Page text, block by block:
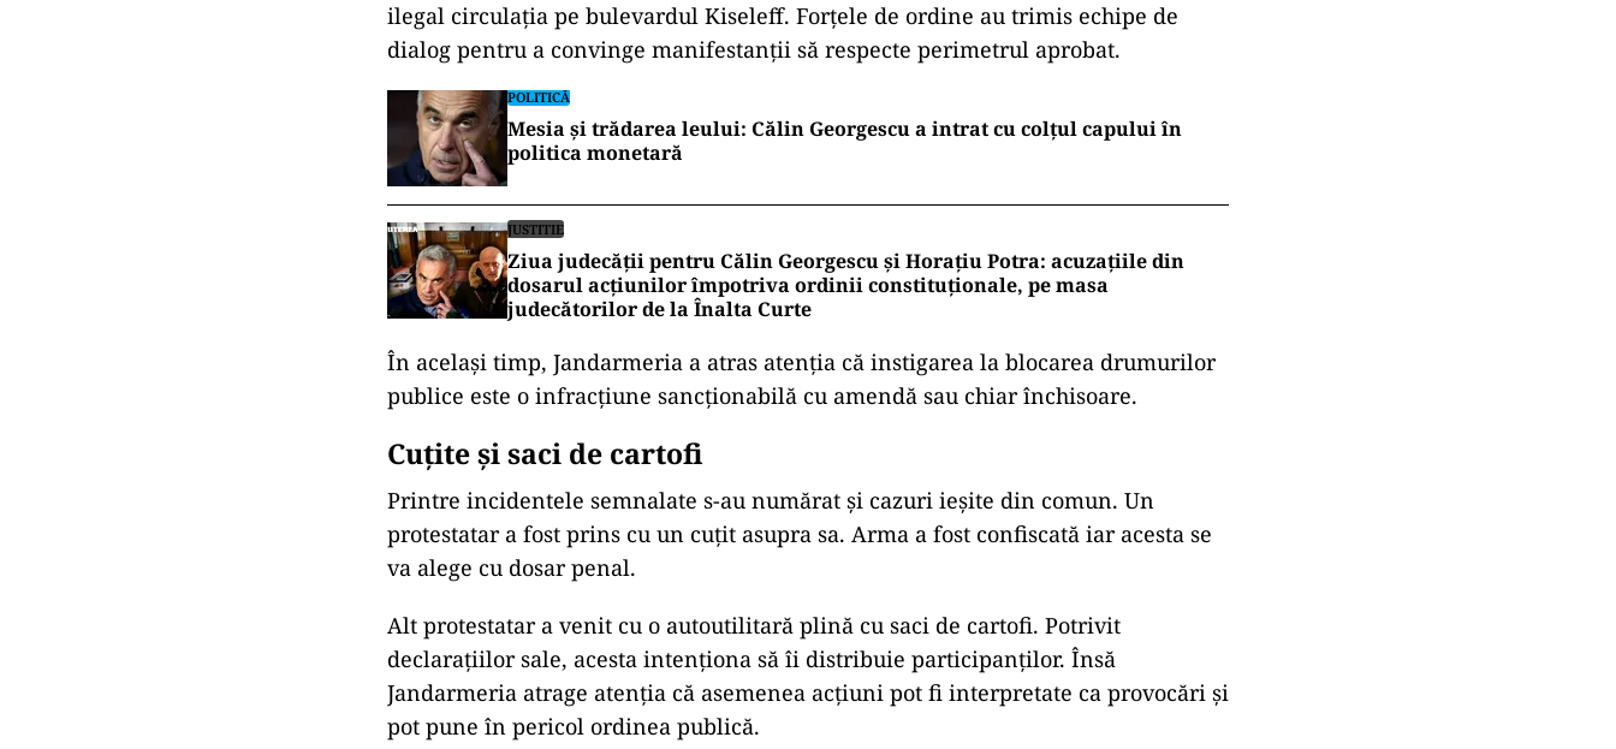
ilegal circulația pe bulevardul Kiseleff. Forțele de ordine au trimis echipe de
dialog pentru a convinge manifestanții să respecte perimetrul aprobat.
POLITICĂ
Mesia și trădarea leului: Călin Georgescu a intrat cu colțul capului în
politica monetară
JUSTITIE
Ziua judecății pentru Călin Georgescu și Horațiu Potra: acuzațiile din
dosarul acțiunilor împotriva ordinii constituționale, pe masa
judecătorilor de la Înalta Curte
În același timp, Jandarmeria a atras atenția că instigarea la blocarea drumurilor
publice este o infracțiune sancționabilă cu amendă sau chiar închisoare.
Cuțite și saci de cartofi
Printre incidentele semnalate s-au numărat și cazuri ieșite din comun. Un
protestatar a fost prins cu un cuțit asupra sa. Arma a fost confiscată iar acesta se
va alege cu dosar penal.
Alt protestatar a venit cu o autoutilitară plină cu saci de cartofi. Potrivit
declarațiilor sale, acesta intenționa să îi distribuie participanților. Însă
Jandarmeria atrage atenția că asemenea acțiuni pot fi interpretate ca provocări și
pot pune în pericol ordinea publică.